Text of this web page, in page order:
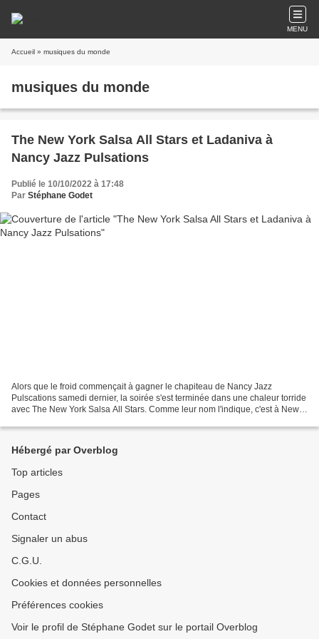
MENU
Accueil » musiques du monde
musiques du monde
The New York Salsa All Stars et Ladaniva à
Nancy Jazz Pulsations
Publié le 10/10/2022 à 17:48
Par Stéphane Godet
Alors que le froid commençait à gagner le chapiteau de Nancy Jazz
Pulscations samedi dernier, la soirée s'est terminée dans une chaleur torride
avec The New York Salsa All Stars. Comme leur nom l'indique, c'est à New
Hébergé par Overblog
Top articles
Pages
Contact
Signaler un abus
C.G.U.
Cookies et données personnelles
Préférences cookies
Voir le profil de Stéphane Godet sur le portail Overblog